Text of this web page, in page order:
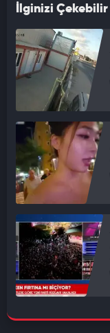
İlginizi Çekebilir